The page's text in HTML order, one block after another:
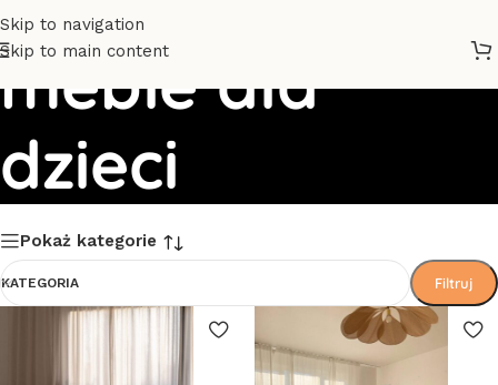
Skip to navigation
Skip to main content
meble dla
dzieci
Pokaż kategorie
KATEGORIA Filtruj